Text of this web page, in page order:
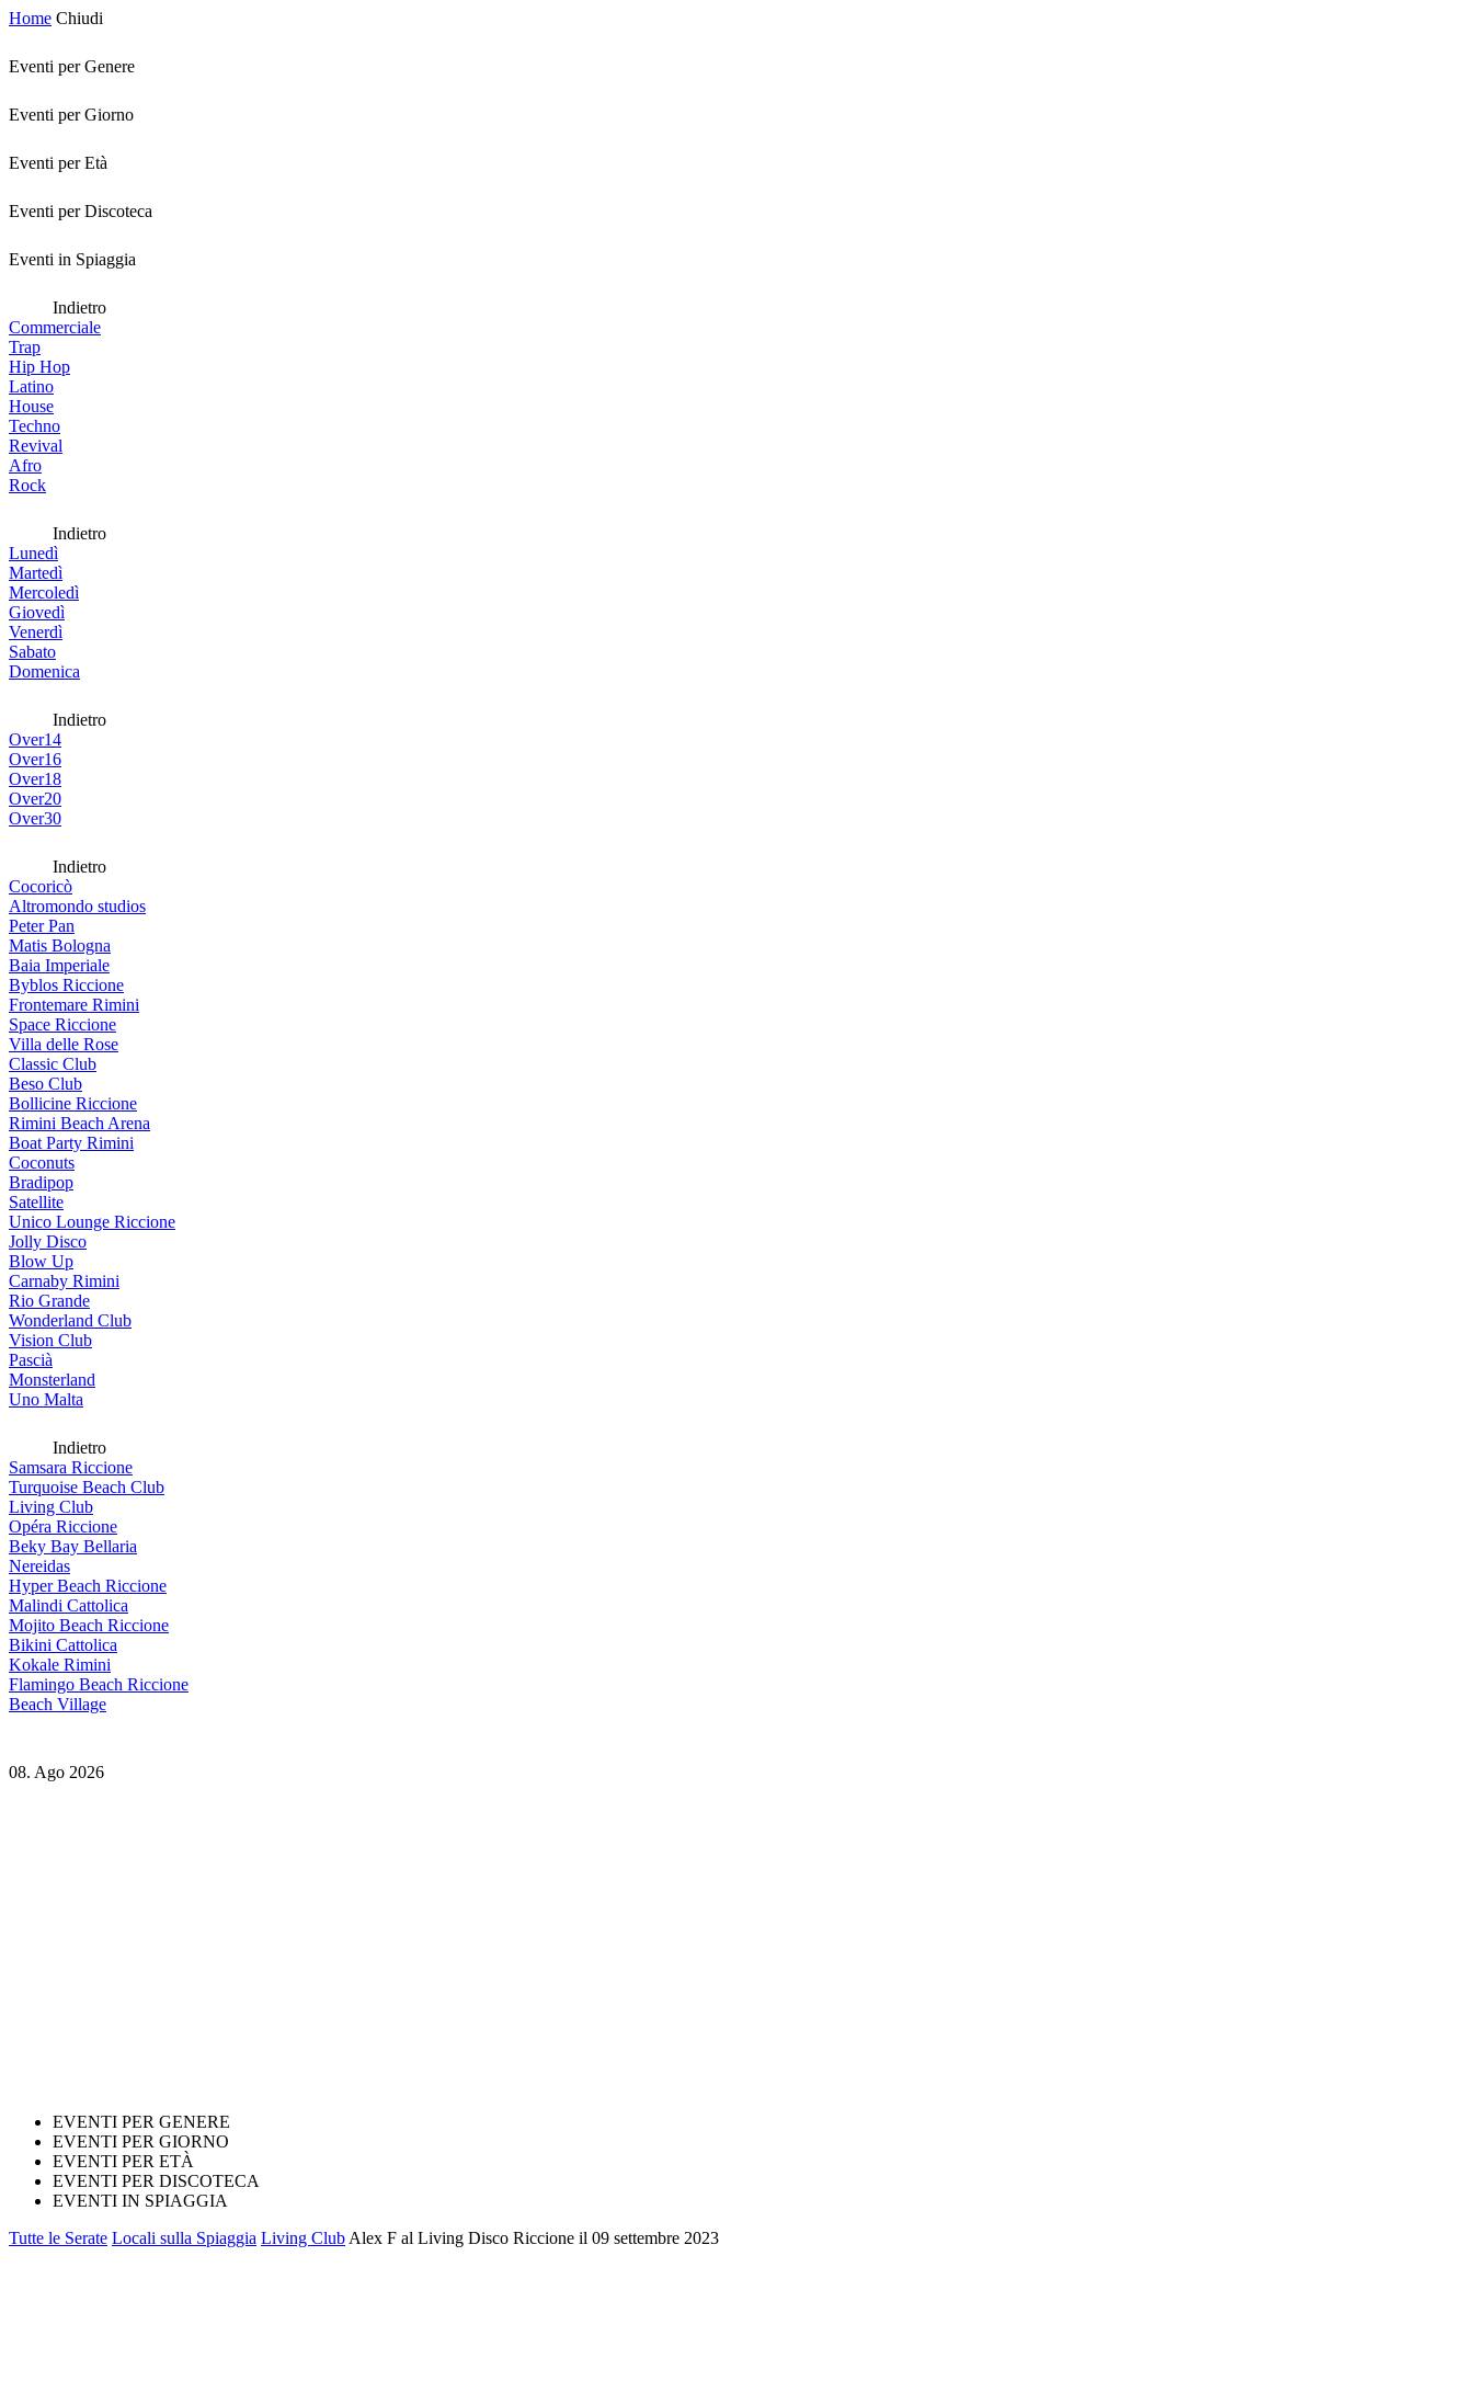
Home Chiudi
Eventi per Genere
Eventi per Giorno
Eventi per Età
Eventi per Discoteca
Eventi in Spiaggia
Indietro
Commerciale
Trap
Hip Hop
Latino
House
Techno
Revival
Afro
Rock
Indietro
Lunedì
Martedì
Mercoledì
Giovedì
Venerdì
Sabato
Domenica
Indietro
Over14
Over16
Over18
Over20
Over30
Indietro
Cocoricò
Altromondo studios
Peter Pan
Matis Bologna
Baia Imperiale
Byblos Riccione
Frontemare Rimini
Space Riccione
Villa delle Rose
Classic Club
Beso Club
Bollicine Riccione
Rimini Beach Arena
Boat Party Rimini
Coconuts
Bradipop
Satellite
Unico Lounge Riccione
Jolly Disco
Blow Up
Carnaby Rimini
Rio Grande
Wonderland Club
Vision Club
Pascià
Monsterland
Uno Malta
Indietro
Samsara Riccione
Turquoise Beach Club
Living Club
Opéra Riccione
Beky Bay Bellaria
Nereidas
Hyper Beach Riccione
Malindi Cattolica
Mojito Beach Riccione
Bikini Cattolica
Kokale Rimini
Flamingo Beach Riccione
Beach Village
08. Ago 2026
EVENTI PER GENERE
EVENTI PER GIORNO
EVENTI PER ETÀ
EVENTI PER DISCOTECA
EVENTI IN SPIAGGIA
Tutte le Serate Locali sulla Spiaggia Living Club Alex F al Living Disco Riccione il 09 settembre 2023